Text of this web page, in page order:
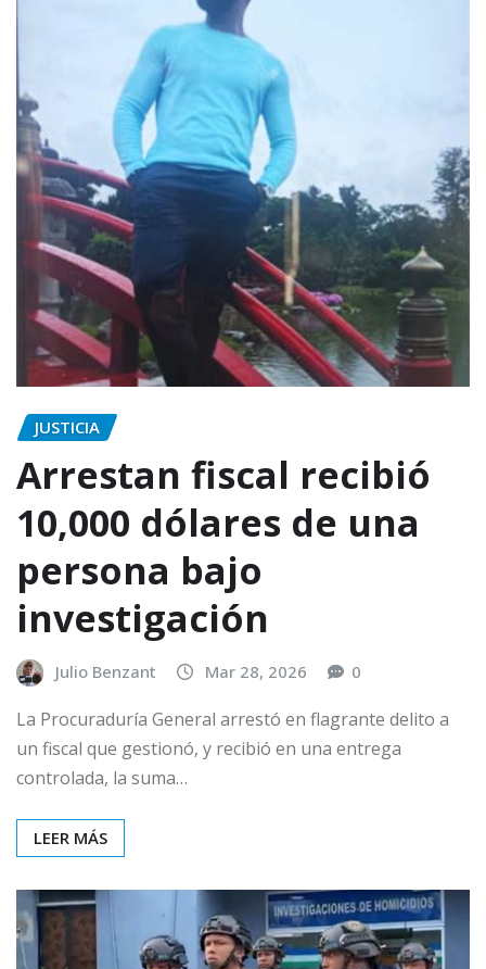
JUSTICIA
Arrestan fiscal recibió
10,000 dólares de una
persona bajo
investigación
Julio Benzant Mar 28, 2026 0
La Procuraduría General arrestó en flagrante delito a
un fiscal que gestionó, y recibió en una entrega
controlada, la suma…
LEER MÁS